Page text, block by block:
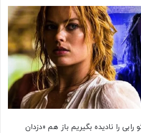
را نادیده بگیریم باز هم «دزدان